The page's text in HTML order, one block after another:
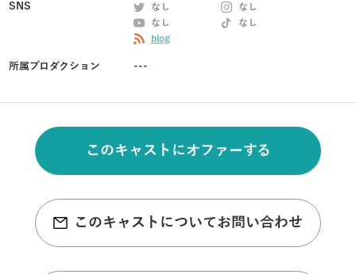
SNS
なし
なし
なし
なし
blog
所属プロダクション ---
このキャストにオファーする
このキャストについてお問い合わせ